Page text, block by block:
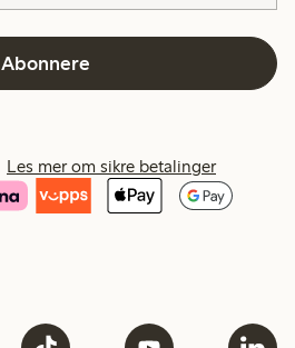
Abonnere
Les mer om sikre betalinger